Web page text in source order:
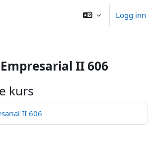
Logg inn
II 606
kurs
II 606